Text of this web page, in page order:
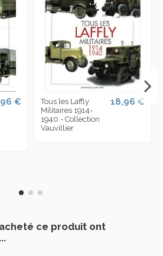
€
Tous les Laffly
Militaires 1914-
1940 - Collection
Vauvillier
18,96 €
ce produit ont